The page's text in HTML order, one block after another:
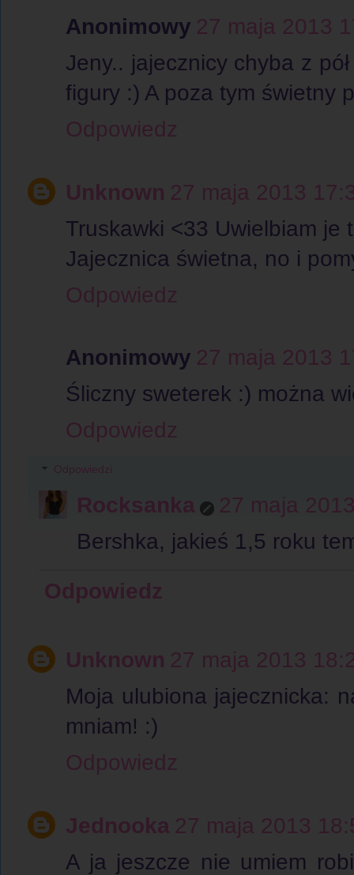
Anonimowy 27 maja 2013
Jeny.. jajecznicy chyba z
figury :) A poza tym świetny
Odpowiedz
Unknown 27 maja 2013
Truskawki <33 Uwielbiam je
Jajecznica świetna, no i
Odpowiedz
Anonimowy 27 maja 2013
Śliczny sweterek :) można
Odpowiedz
Odpowiedzi
Rocksanka
27 maja
Bershka, jakieś 1,5 roku
Odpowiedz
Unknown 27 maja 2013
Moja ulubiona jajecznicka:
mniam! :)
Odpowiedz
Jednooka 27 maja 2013
A ja jeszcze nie umiem